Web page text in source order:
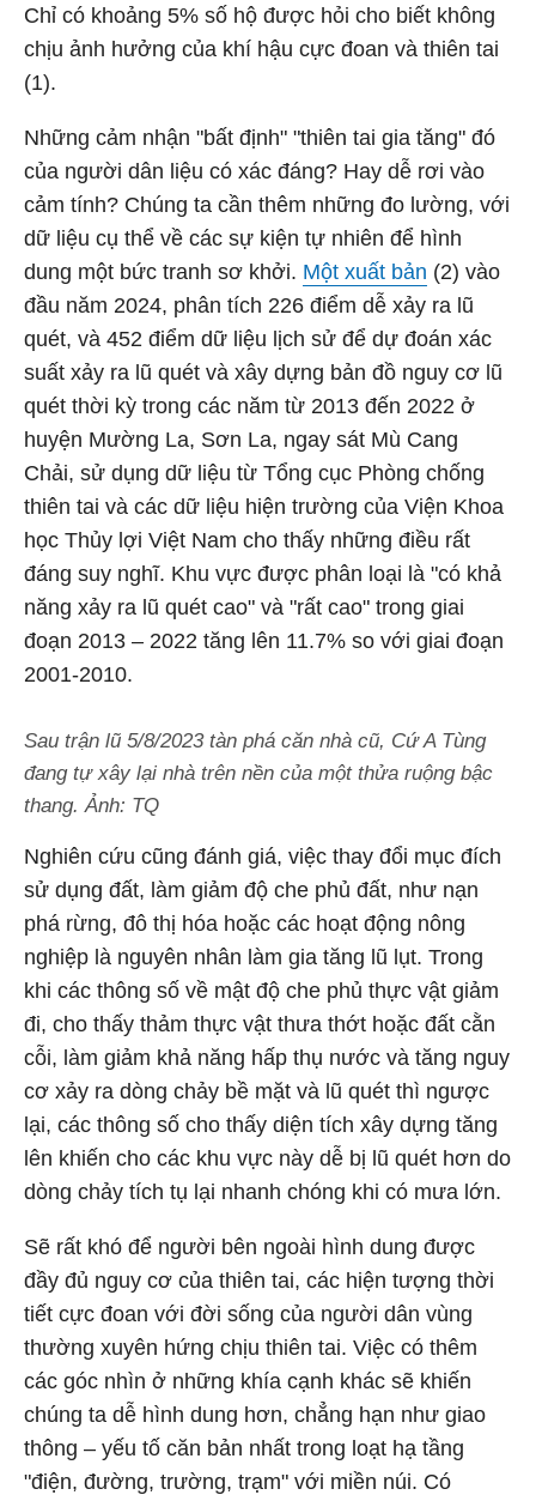
Chỉ có khoảng 5% số hộ được hỏi cho biết không
chịu ảnh hưởng của khí hậu cực đoan và thiên tai
(1).
Những cảm nhận "bất định" "thiên tai gia tăng" đó
của người dân liệu có xác đáng? Hay dễ rơi vào
cảm tính? Chúng ta cần thêm những đo lường, với
dữ liệu cụ thể về các sự kiện tự nhiên để hình
dung một bức tranh sơ khởi. Một xuất bản (2) vào
đầu năm 2024, phân tích 226 điểm dễ xảy ra lũ
quét, và 452 điểm dữ liệu lịch sử để dự đoán xác
suất xảy ra lũ quét và xây dựng bản đồ nguy cơ lũ
quét thời kỳ trong các năm từ 2013 đến 2022 ở
huyện Mường La, Sơn La, ngay sát Mù Cang
Chải, sử dụng dữ liệu từ Tổng cục Phòng chống
thiên tai và các dữ liệu hiện trường của Viện Khoa
học Thủy lợi Việt Nam cho thấy những điều rất
đáng suy nghĩ. Khu vực được phân loại là "có khả
năng xảy ra lũ quét cao" và "rất cao" trong giai
đoạn 2013 – 2022 tăng lên 11.7% so với giai đoạn
2001-2010.
Sau trận lũ 5/8/2023 tàn phá căn nhà cũ, Cứ A Tùng
đang tự xây lại nhà trên nền của một thửa ruộng bậc
thang. Ảnh: TQ
Nghiên cứu cũng đánh giá, việc thay đổi mục đích
sử dụng đất, làm giảm độ che phủ đất, như nạn
phá rừng, đô thị hóa hoặc các hoạt động nông
nghiệp là nguyên nhân làm gia tăng lũ lụt. Trong
khi các thông số về mật độ che phủ thực vật giảm
đi, cho thấy thảm thực vật thưa thớt hoặc đất cằn
cỗi, làm giảm khả năng hấp thụ nước và tăng nguy
cơ xảy ra dòng chảy bề mặt và lũ quét thì ngược
lại, các thông số cho thấy diện tích xây dựng tăng
lên khiến cho các khu vực này dễ bị lũ quét hơn do
dòng chảy tích tụ lại nhanh chóng khi có mưa lớn.
Sẽ rất khó để người bên ngoài hình dung được
đầy đủ nguy cơ của thiên tai, các hiện tượng thời
tiết cực đoan với đời sống của người dân vùng
thường xuyên hứng chịu thiên tai. Việc có thêm
các góc nhìn ở những khía cạnh khác sẽ khiến
chúng ta dễ hình dung hơn, chẳng hạn như giao
thông – yếu tố căn bản nhất trong loạt hạ tầng
"điện, đường, trường, trạm" với miền núi. Có